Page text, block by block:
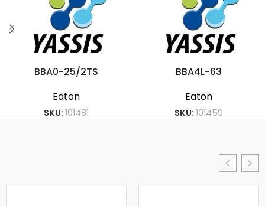
BBA0-25/2TS
Eaton
SKU: 101481
BBA4L-63
Eaton
SKU: 101459